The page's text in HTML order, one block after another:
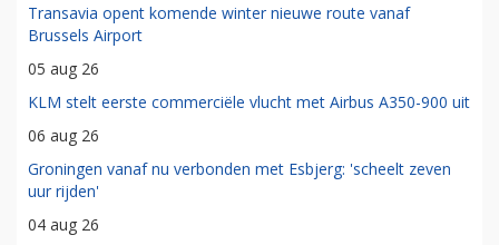
Transavia opent komende winter nieuwe route vanaf
Brussels Airport
05 aug 26
KLM stelt eerste commerciële vlucht met Airbus A350-900 uit
06 aug 26
Groningen vanaf nu verbonden met Esbjerg: 'scheelt zeven
uur rijden'
04 aug 26